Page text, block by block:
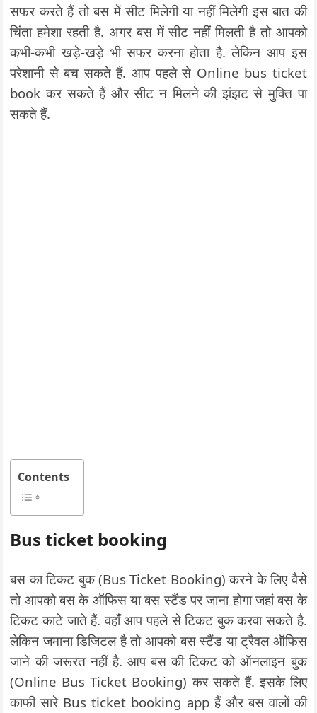
सफर करते हैं तो बस में सीट मिलेगी या नहीं मिलेगी इस बात की
चिंता हमेशा रहती है. अगर बस में सीट नहीं मिलती है तो आपको
कभी-कभी खड़े-खड़े भी सफर करना होता है. लेकिन आप इस
परेशानी से बच सकते हैं. आप पहले से Online bus ticket
book कर सकते हैं और सीट न मिलने की झंझट से मुक्ति पा
सकते हैं.
Contents
Bus ticket booking
बस का टिकट बुक (Bus Ticket Booking) करने के लिए वैसे
तो आपको बस के ऑफिस या बस स्टैंड पर जाना होगा जहां बस के
टिकट काटे जाते हैं. वहाँ आप पहले से टिकट बुक करवा सकते है.
लेकिन जमाना डिजिटल है तो आपको बस स्टैंड या ट्रैवल ऑफिस
जाने की जरूरत नहीं है. आप बस की टिकट को ऑनलाइन बुक
(Online Bus Ticket Booking) कर सकते हैं. इसके लिए
काफी सारे Bus ticket booking app हैं और बस वालों की